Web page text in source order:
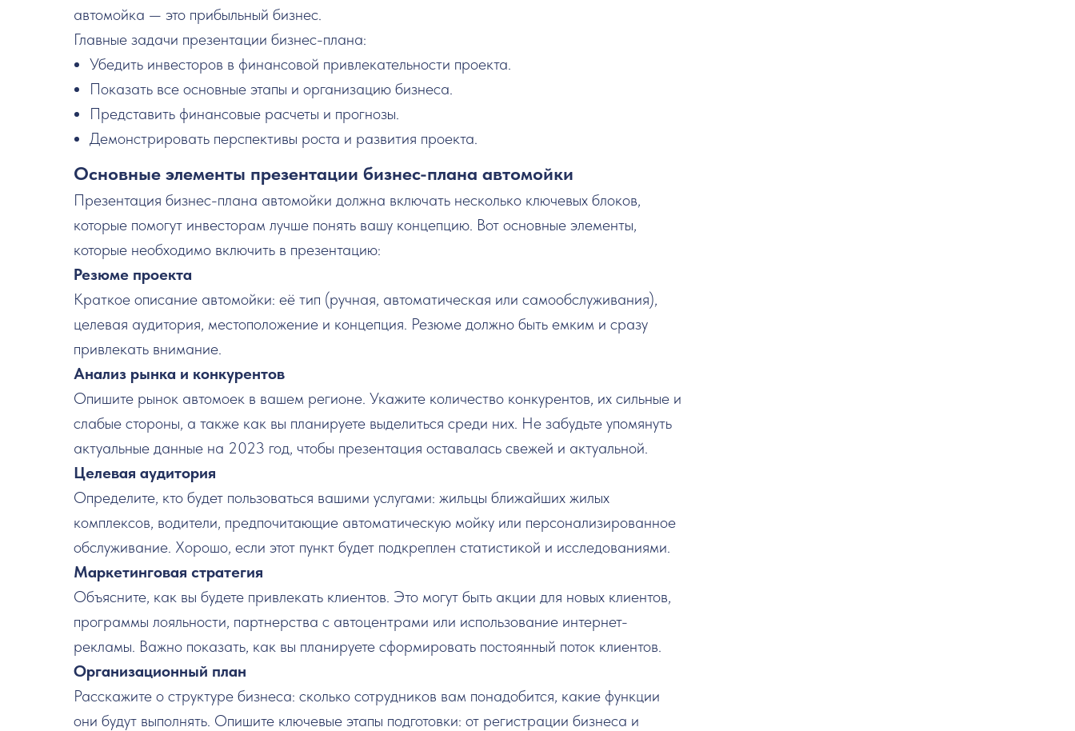
автомойка — это прибыльный бизнес.
Главные задачи презентации бизнес-плана:
Убедить инвесторов в финансовой привлекательности проекта.
Показать все основные этапы и организацию бизнеса.
Представить финансовые расчеты и прогнозы.
Демонстрировать перспективы роста и развития проекта.
Основные элементы презентации бизнес-плана автомойки
Презентация бизнес-плана автомойки должна включать несколько ключевых блоков,
которые помогут инвесторам лучше понять вашу концепцию. Вот основные элементы,
которые необходимо включить в презентацию:
Резюме проекта
Краткое описание автомойки: её тип (ручная, автоматическая или самообслуживания),
целевая аудитория, местоположение и концепция. Резюме должно быть емким и сразу
привлекать внимание.
Анализ рынка и конкурентов
Опишите рынок автомоек в вашем регионе. Укажите количество конкурентов, их сильные и
слабые стороны, а также как вы планируете выделиться среди них. Не забудьте упомянуть
актуальные данные на 2023 год, чтобы презентация оставалась свежей и актуальной.
Целевая аудитория
Определите, кто будет пользоваться вашими услугами: жильцы ближайших жилых
комплексов, водители, предпочитающие автоматическую мойку или персонализированное
обслуживание. Хорошо, если этот пункт будет подкреплен статистикой и исследованиями.
Маркетинговая стратегия
Объясните, как вы будете привлекать клиентов. Это могут быть акции для новых клиентов,
программы лояльности, партнерства с автоцентрами или использование интернет-
рекламы. Важно показать, как вы планируете сформировать постоянный поток клиентов.
Организационный план
Расскажите о структуре бизнеса: сколько сотрудников вам понадобится, какие функции
они будут выполнять. Опишите ключевые этапы подготовки: от регистрации бизнеса и